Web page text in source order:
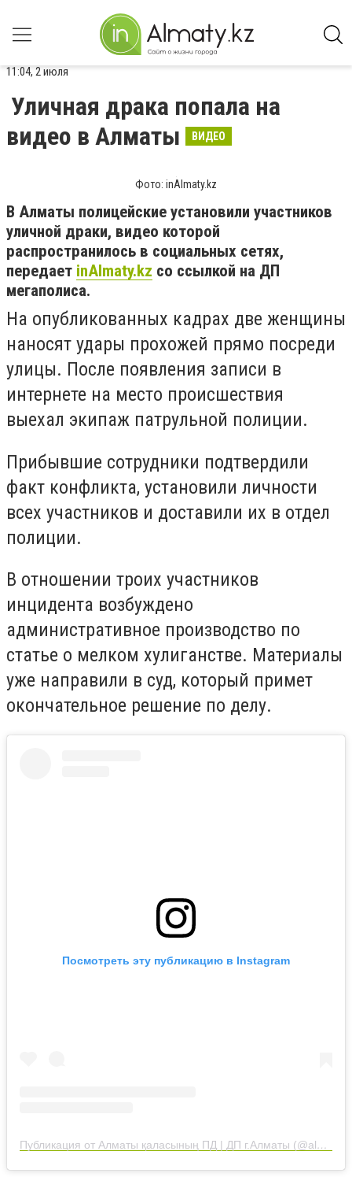
11:04, 2 июля
Уличная драка попала на
видео в Алматы
ВИДЕО
Фото: inAlmaty.kz
В Алматы полицейские установили участников
уличной драки, видео которой
распространилось в социальных сетях,
передает inAlmaty.kz со ссылкой на ДП
мегаполиса.
На опубликованных кадрах две женщины
наносят удары прохожей прямо посреди
улицы. После появления записи в
интернете на место происшествия
выехал экипаж патрульной полиции.
Прибывшие сотрудники подтвердили
факт конфликта, установили личности
всех участников и доставили их в отдел
полиции.
В отношении троих участников
инцидента возбуждено
административное производство по
статье о мелком хулиганстве. Материалы
уже направили в суд, который примет
окончательное решение по делу.
Посмотреть эту публикацию в Instagram
Публикация от Алматы қаласының ПД | ДП г.Алматы (@almaty.police)